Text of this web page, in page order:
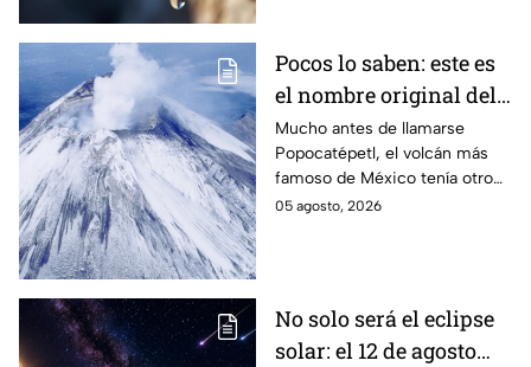
Pocos lo saben: este es
el nombre original del
volcán Popocatépetl
Mucho antes de llamarse
Popocatépetl, el volcán más
famoso de México tenía otro
nombre que pocos conocen y
05 agosto, 2026
No solo será el eclipse
solar: el 12 de agosto